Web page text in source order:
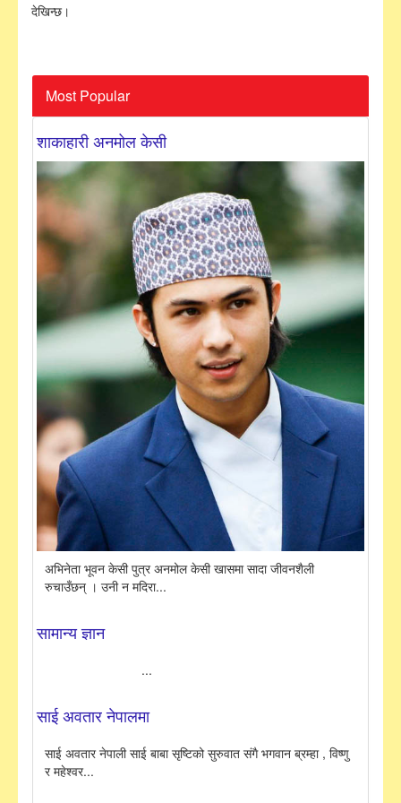
देखिन्छ।
Most Popular
शाकाहारी अनमोल केसी
अभिनेता भूवन केसी पुत्र अनमोल केसी खासमा सादा जीवनशैली
रुचाउँछन् । उनी न मदिरा...
सामान्य ज्ञान
...
साई अवतार नेपालमा
साई अवतार नेपाली साई बाबा सृष्टिको सुरुवात संगै भगवान ब्रम्हा , विष्णु
र महेश्वर...